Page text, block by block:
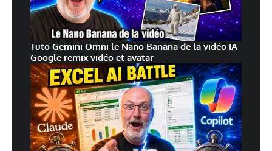
Tuto Gemini Omni le Nano Banana de la vidéo IA
Google remix vidéo et avatar